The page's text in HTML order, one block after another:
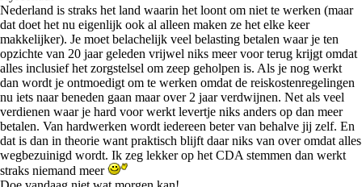
Nederland is straks het land waarin het loont om niet te werken (maar
dat doet het nu eigenlijk ook al alleen maken ze het elke keer
makkelijker). Je moet belachelijk veel belasting betalen waar je ten
opzichte van 20 jaar geleden vrijwel niks meer voor terug krijgt omdat
alles inclusief het zorgstelsel om zeep geholpen is. Als je nog werkt
dan wordt je ontmoedigt om te werken omdat de reiskostenregelingen
nu iets naar beneden gaan maar over 2 jaar verdwijnen. Net als veel
verdienen waar je hard voor werkt levertje niks anders op dan meer
betalen. Van hardwerken wordt iedereen beter van behalve jij zelf. En
dat is dan in theorie want praktisch blijft daar niks van over omdat alles
wegbezuinigd wordt. Ik zeg lekker op het CDA stemmen dan werkt
straks niemand meer